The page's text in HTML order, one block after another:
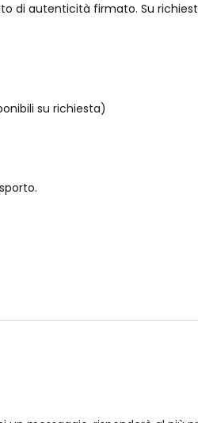
di autenticità firmato. Su
su richiesta)